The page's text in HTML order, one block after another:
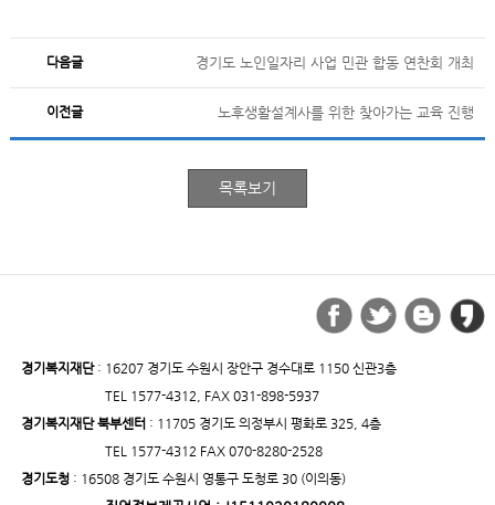
다음글 경기도 노인일자리 사업 민관 합동 연찬회 개최
이전글 노후생활설계사를 위한 찾아가는 교육 진행
경기복지재단: 16207 경기도 수원시 장안구 경수대로 1150 신관3층
TEL 1577-4312, FAX 031-898-5937
경기복지재단 북부센터 : 11705 경기도 의정부시 평화로 325, 4층
TEL 1577-4312 FAX 070-8280-2528
경기도청: 16508 경기도 수원시 영통구 도청로 30 (이의동)